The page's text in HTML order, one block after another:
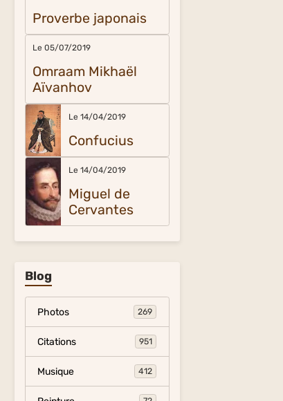
Proverbe japonais
Le 05/07/2019
Omraam Mikhaël
Aïvanhov
Le 14/04/2019
Confucius
Le 14/04/2019
Miguel de
Cervantes
Blog
Photos 269
Citations 951
Musique 412